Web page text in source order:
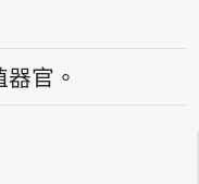
bai
官。